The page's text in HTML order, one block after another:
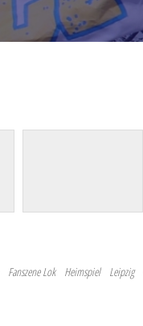
Fanszene Lok Heimspiel Leipzig